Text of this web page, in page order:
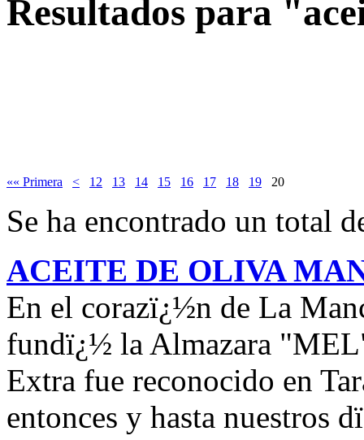
Resultados para
«« Primera < 12 13 14 15 16 17 18 19 20
Se ha encontrado un total
ACEITE DE OLIVA
En el corazï¿½n de La
fundï¿½ la Almazara
Extra fue reconocido en
entonces y hasta nuestros